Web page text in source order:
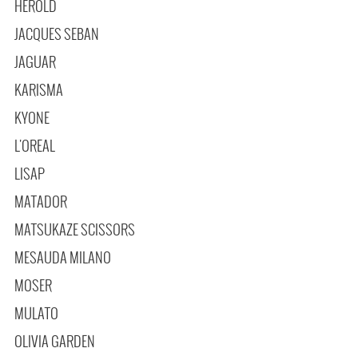
HEROLD
JACQUES SEBAN
JAGUAR
KARISMA
KYONE
L'OREAL
LISAP
MATADOR
MATSUKAZE SCISSORS
MESAUDA MILANO
MOSER
MULATO
OLIVIA GARDEN